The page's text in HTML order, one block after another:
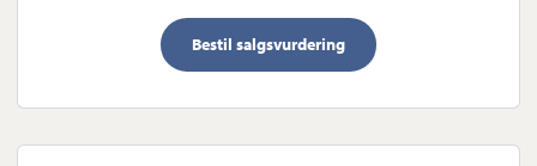
Bestil salgsvurdering